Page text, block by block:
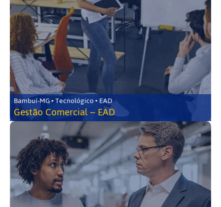
Bambuí-MG • Tecnológico • EAD
Gestão Comercial – EAD